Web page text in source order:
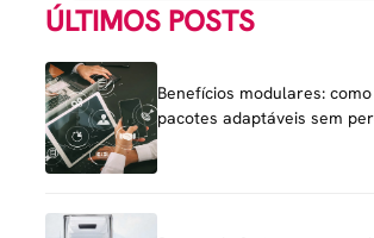
ÚLTIMOS POSTS
Benefícios modulares:
pacotes adaptáveis sem